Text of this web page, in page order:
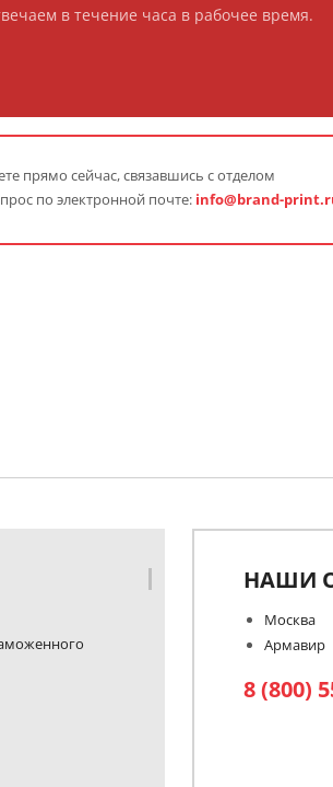
в течение часа в рабочее время.
прямо сейчас, связавшись с отделом
по электронной почте: info@brand-
НАШИ
Москва
Армавир
8 (800)